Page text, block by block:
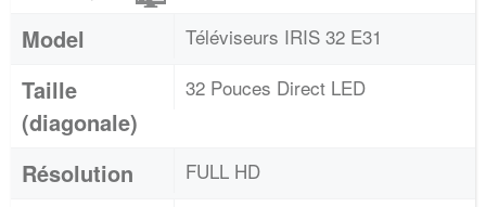
Model Téléviseurs IRIS 32 E31
Taille
(diagonale)
32 Pouces Direct LED
Résolution FULL HD